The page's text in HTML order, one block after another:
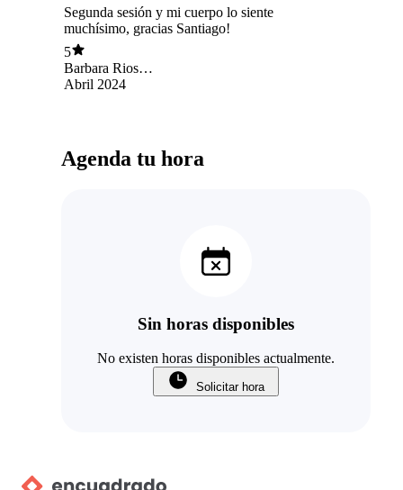
Segunda sesión y mi cuerpo lo siente
muchísimo, gracias Santiago!
5
Barbara Rios
Guzman
Abril 2024
Agenda tu hora
Sin horas disponibles
No existen horas disponibles actualmente.
Solicitar hora